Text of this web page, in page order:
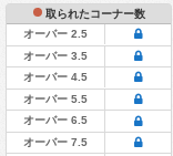
取られたコーナー数
オーバー 2.5
オーバー 3.5
オーバー 4.5
オーバー 5.5
オーバー 6.5
オーバー 7.5